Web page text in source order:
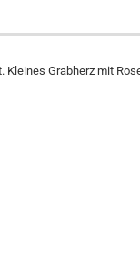
Grabherz mit